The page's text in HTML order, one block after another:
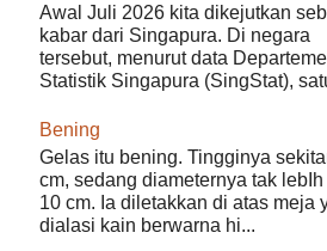
Awal Juli 2026 kita dikejutkan
kabar dari Singapura. Di negara
tersebut, menurut data
Statistik Singapura (SingStat),
Bening
Gelas itu bening. Tingginya
cm, sedang diameternya tak lebIh
10 cm. Ia diletakkan di atas meja
dialasi kain berwarna hi...